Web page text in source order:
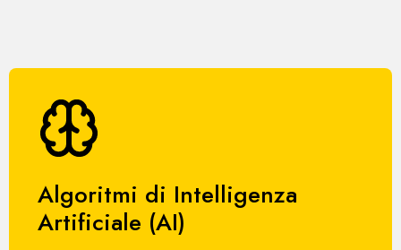
Algoritmi di Intelligenza
Artificiale (AI)